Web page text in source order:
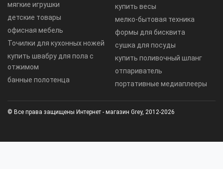
мягкие игрушки
детские товары
офисная мебель
Точилки для кухонных ножей
купить швабру для пола с
отжимом
банные полотенца
купить весы
мелко-бытовая техника
формы для бисквита
сушка для посуды
купить поливочный шланг
отпариватель
портативные медиаплееры
© Все права защищены Интернет - магазин Grey, 2012-2026